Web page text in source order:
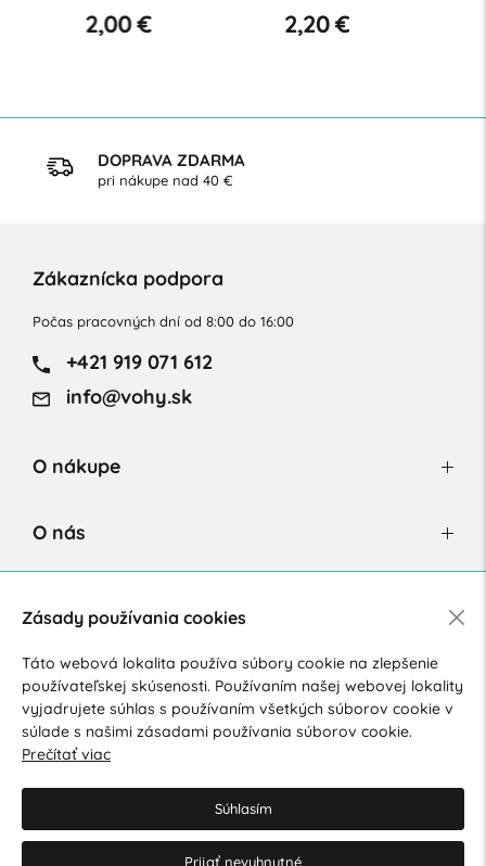
2,00 € 2,20 €
DOPRAVA ZDARMA
pri nákupe nad 40 €
Zákaznícka podpora
Počas pracovných dní od 8:00 do 16:00
+421 919 071 612
info@vohy.sk
O nákupe
O nás
Súhlasím so spracovaním osobných údajov pre marketingové
účely.Zásady ochrany osobných údajov.
Zásady používania cookies
Táto webová lokalita používa súbory cookie na zlepšenie
používateľskej skúsenosti. Používaním našej webovej lokality
vyjadrujete súhlas s používaním všetkých súborov cookie v
súlade s našimi zásadami používania súborov cookie.
Prečítať viac
Súhlasím
Prijať nevyhnutné